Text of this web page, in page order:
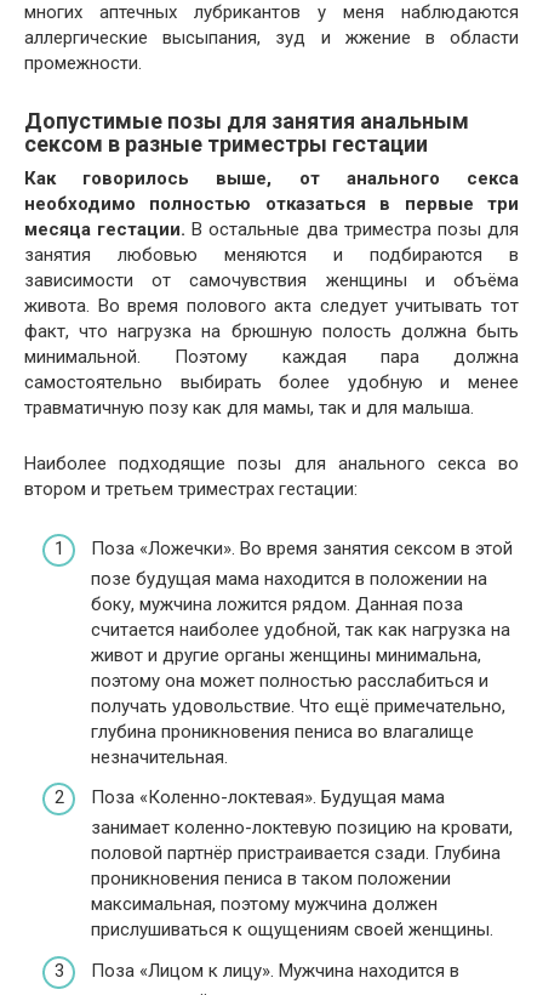
многих аптечных лубрикантов у меня наблюдаются
аллергические высыпания, зуд и жжение в области
промежности.
Допустимые позы для занятия анальным
сексом в разные триместры гестации
Как говорилось выше, от анального секса
необходимо полностью отказаться в первые три
месяца гестации. В остальные два триместра позы для
занятия любовью меняются и подбираются в
зависимости от самочувствия женщины и объёма
живота. Во время полового акта следует учитывать тот
факт, что нагрузка на брюшную полость должна быть
минимальной. Поэтому каждая пара должна
самостоятельно выбирать более удобную и менее
травматичную позу как для мамы, так и для малыша.
Наиболее подходящие позы для анального секса во
втором и третьем триместрах гестации:
Поза «Ложечки». Во время занятия сексом в этой
позе будущая мама находится в положении на
боку, мужчина ложится рядом. Данная поза
считается наиболее удобной, так как нагрузка на
живот и другие органы женщины минимальна,
поэтому она может полностью расслабиться и
получать удовольствие. Что ещё примечательно,
глубина проникновения пениса во влагалище
незначительная.
Поза «Коленно-локтевая». Будущая мама
занимает коленно-локтевую позицию на кровати,
половой партнёр пристраивается сзади. Глубина
проникновения пениса в таком положении
максимальная, поэтому мужчина должен
прислушиваться к ощущениям своей женщины.
Поза «Лицом к лицу». Мужчина находится в